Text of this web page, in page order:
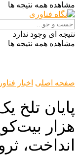
مشاهده همه نتیجه ها
نتیجه ای وجود ندارد
مشاهده همه نتیجه ها
صفحه اصلی اخبار
هزار
انداخت،